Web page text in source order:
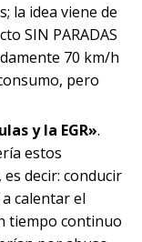
la idea viene de
SIN PARADAS
70 km/h
pero
y la EGR».
estos
decir: conducir
calentar el
tiempo continuo